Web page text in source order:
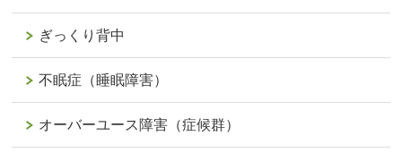
ぎっくり背中
不眠症（睡眠障害）
オーバーユース障害（症候群）